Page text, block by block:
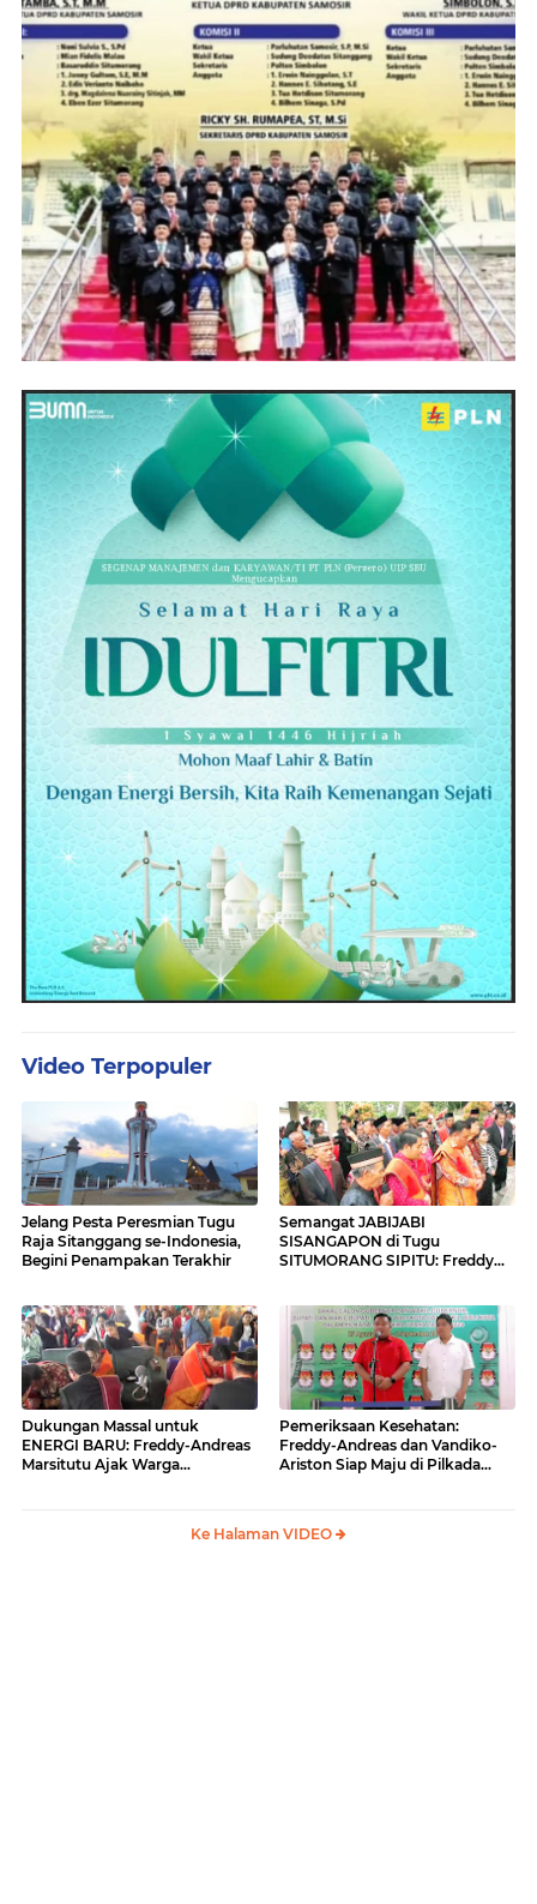
Video Terpopuler
Jelang Pesta Peresmian Tugu
Raja Sitanggang se-Indonesia,
Begini Penampakan Terakhir
Semangat JABIJABI
SISANGAPON di Tugu
SITUMORANG SIPITU: Freddy
Dukungan Massal untuk
ENERGI BARU: Freddy-Andreas
Marsitutu Ajak Warga
Pemeriksaan Kesehatan:
Freddy-Andreas dan Vandiko-
Ariston Siap Maju di Pilkada
Ke Halaman VIDEO